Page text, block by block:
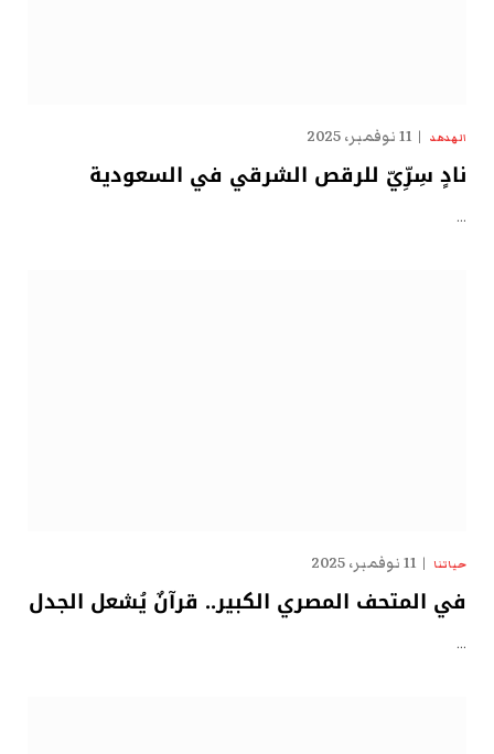
الهدهد 11 نوفمبر، 2025
نادٍ سِرِّيّ للرقص الشرقي في السعودية
…
حياتنا 11 نوفمبر، 2025
في المتحف المصري الكبير.. قرآنٌ يُشعل الجدل
…